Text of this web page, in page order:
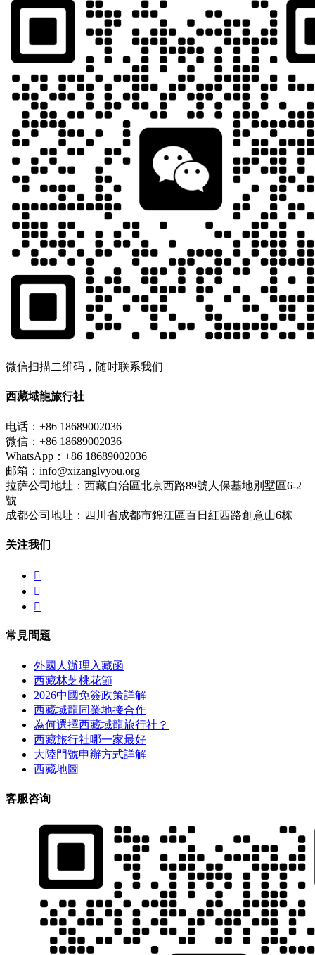
微信扫描二维码，随时联系我们
西藏域龍旅行社
电话：+86 18689002036
微信：+86 18689002036
WhatsApp：+86 18689002036
邮箱：info@xizanglvyou.org
拉萨公司地址：西藏自治區北京西路89號人保基地別墅區6-2
號
成都公司地址：四川省成都市錦江區百日紅西路創意山6栋
关注我们



常見問題
外國人辦理入藏函
西藏林芝桃花節
2026中國免簽政策詳解
西藏域龍同業地接合作
為何選擇西藏域龍旅行社？
西藏旅行社哪一家最好
大陸門號申辦方式詳解
西藏地圖
客服咨询